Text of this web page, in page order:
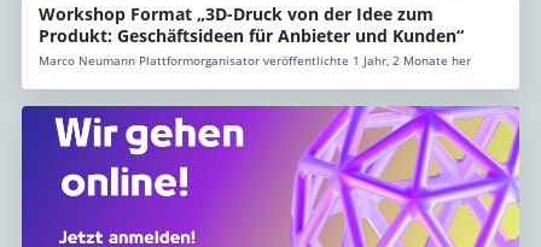
Workshop Format „3D-Druck von der Idee zum
Produkt: Geschäftsideen für Anbieter und Kunden“
Marco Neumann Plattformorganisator veröffentlichte 1 Jahr, 2 Monate her